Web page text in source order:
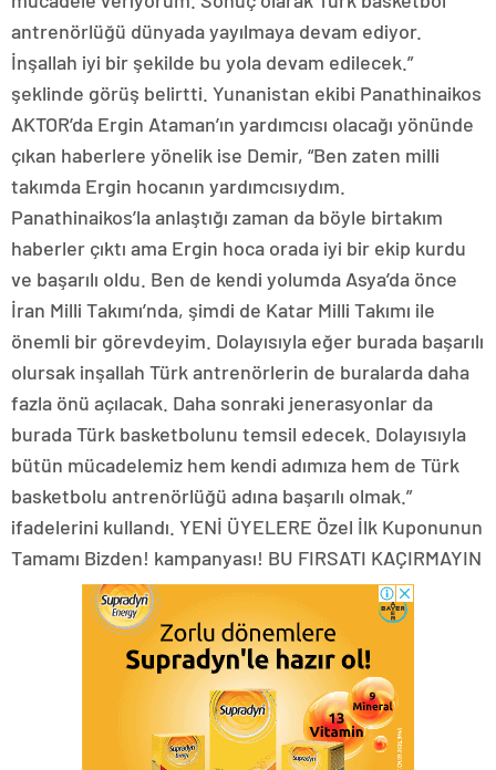
antrenörlüğü dünyada yayılmaya devam ediyor.
İnşallah iyi bir şekilde bu yola devam edilecek.”
şeklinde görüş belirtti. Yunanistan ekibi Panathinaikos
AKTOR’da Ergin Ataman’ın yardımcısı olacağı yönünde
çıkan haberlere yönelik ise Demir, “Ben zaten milli
takımda Ergin hocanın yardımcısıydım.
Panathinaikos’la anlaştığı zaman da böyle birtakım
haberler çıktı ama Ergin hoca orada iyi bir ekip kurdu
ve başarılı oldu. Ben de kendi yolumda Asya’da önce
İran Milli Takımı’nda, şimdi de Katar Milli Takımı ile
önemli bir görevdeyim. Dolayısıyla eğer burada başarılı
olursak inşallah Türk antrenörlerin de buralarda daha
fazla önü açılacak. Daha sonraki jenerasyonlar da
burada Türk basketbolunu temsil edecek. Dolayısıyla
bütün mücadelemiz hem kendi adımıza hem de Türk
basketbolu antrenörlüğü adına başarılı olmak.”
ifadelerini kullandı. YENİ ÜYELERE Özel İlk Kuponunun
Tamamı Bizden! kampanyası! BU FIRSATI KAÇIRMAYIN